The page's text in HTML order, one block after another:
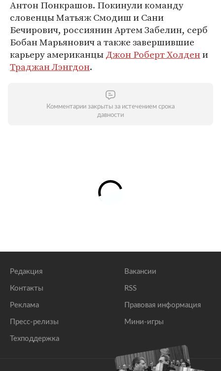
Антон Понкрашов. Покинули команду
словенцы Матьяж Смодиш и Сани
Бечирович, россиянин Артем Забелин, серб
Бобан Марьянович а также завершившие
карьеру американцыДжон Роберт Холдени
Траджан Лэнгдон.
Комментарии закрыты за истечением срока
давности
Редакция
Контакты
Реклама
Пресс-релизы
Техподдержка
Вакансии
RSS
Правовая информация
Мини-игры